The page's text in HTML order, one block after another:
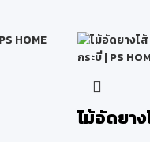
ไม้อัดยา